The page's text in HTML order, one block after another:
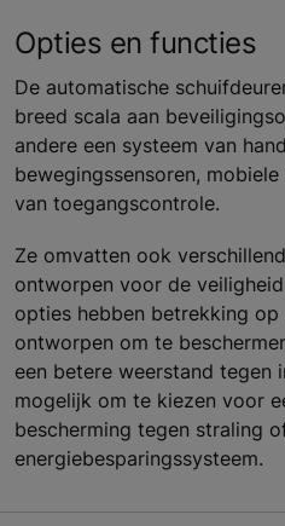
Opties en functies
De automatische
breed scala aan
andere een systeem van
bewegingssensoren,
van toegangscontrole.
Ze omvatten ook
ontworpen voor de
opties hebben betrekking
ontworpen om te
een betere weerstand tegen
mogelijk om te kiezen voor
bescherming tegen straling
energiebesparingssysteem.